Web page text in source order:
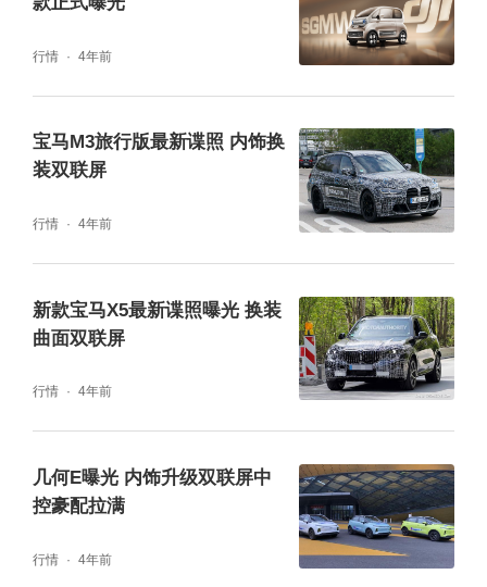
质感全新升级，皮质方向盘高度可调、握感更
舒适；3D环绕式品质音响，为用户构建影院级
V车载电源，可用来连接智能行车记录仪、车
行情 4年前
宝马M3旅行版最新谍照 内饰换
装双联屏
行情 4年前
新款宝马X5最新谍照曝光 换装
曲面双联屏
行情 4年前
几何E曝光 内饰升级双联屏中
控豪配拉满
行情 4年前